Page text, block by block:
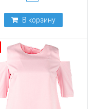
В корзину